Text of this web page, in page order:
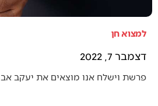
למצוא חן
דצמבר 7, 2022
פרשת וישלח אנו מוצאים את יעקב